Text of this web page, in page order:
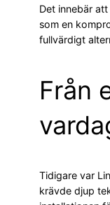
Det innebär
som en
fullvärdigt
Från
Tidigare var
krävde djup